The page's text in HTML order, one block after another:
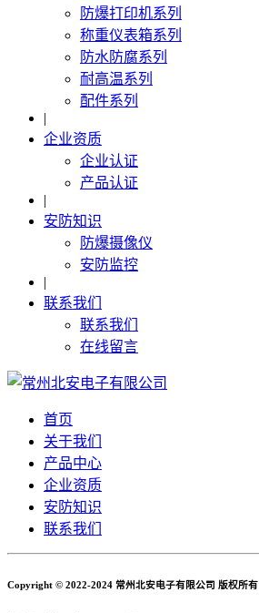
防爆打印机系列
称重仪表箱系列
防水防腐系列
耐高温系列
配件系列
|
企业资质
企业认证
产品认证
|
安防知识
防爆摄像仪
安防监控
|
联系我们
联系我们
在线留言
首页
关于我们
产品中心
企业资质
安防知识
联系我们
Copyright © 2022-2024 常州北安电子有限公司 版权所有